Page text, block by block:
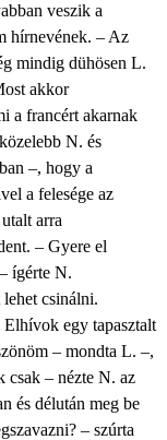
veszik a
hírnevének. – Az
mindig dühösen L.
akkor
a francért akarnak
N. és
–, hogy a
a felesége az
arra
– Gyere el
ígérte N.
csinálni.
egy tapasztalt
– mondta L. –,
csak – nézte N. az
és délután meg be
– szúrta